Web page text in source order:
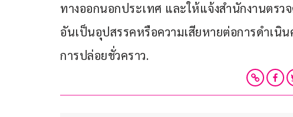
ทางออกนอกประเทศ และให้แจ้งสำนักงานตรว
อันเป็นอุปสรรคหรือความเสียหายต่อการดำเ
การปล่อยชั่วคราว.